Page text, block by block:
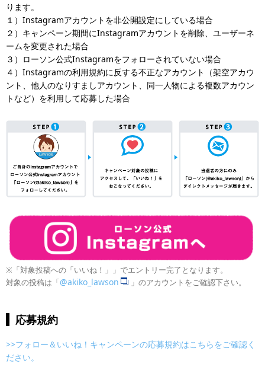
ります。
１）Instagramアカウントを非公開設定にしている場合
２）キャンペーン期間にInstagramアカウントを削除、ユーザーネ
ームを変更された場合
３）ローソン公式Instagramをフォローされていない場合
４）Instagramの利用規約に反する不正なアカウント（架空アカウ
ント、他人のなりすましアカウント、同一人物による複数アカウン
トなど）を利用して応募した場合
※「対象投稿への「いいね！」」でエントリー完了となります。
対象の投稿は「@akiko_lawson 」のアカウントをご確認下さい。
応募規約
>>フォロー＆いいね！キャンペーンの応募規約はこちらをご確認く
ださい。